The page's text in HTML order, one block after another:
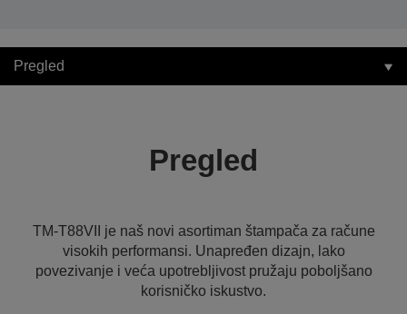
Pregled
Pregled
TM-T88VII je naš novi asortiman štampača za račune
visokih performansi. Unapređen dizajn, lako
povezivanje i veća upotrebljivost pružaju poboljšano
korisničko iskustvo.